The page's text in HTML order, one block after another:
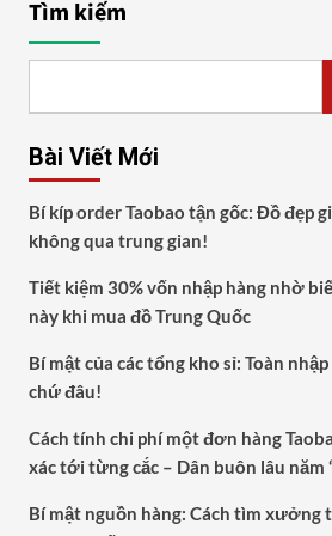
Tìm kiếm
Bài Viết Mới
Bí kíp order Taobao tận gốc: Đồ đẹp
không qua trung gian!
Tiết kiệm 30% vốn nhập hàng nhờ
này khi mua đồ Trung Quốc
Bí mật của các tổng kho sỉ: Toàn
chứ đâu!
Cách tính chi phí một đơn hàng
xác tới từng cắc – Dân buôn lâu năm
Bí mật nguồn hàng: Cách tìm xưởng